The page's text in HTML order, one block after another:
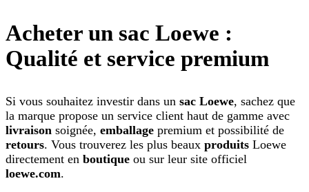
Acheter un sac Loewe :
Qualité et service premium
Si vous souhaitez investir dans un sac Loewe, sachez que
la marque propose un service client haut de gamme avec
livraison soignée, emballage premium et possibilité de
retours. Vous trouverez les plus beaux produits Loewe
directement en boutique ou sur leur site officiel
loewe.com.